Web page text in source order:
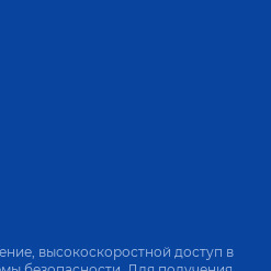
высокоскоростной доступ в